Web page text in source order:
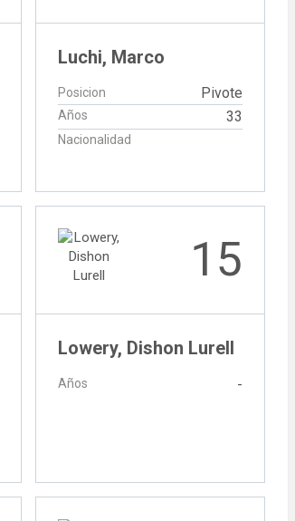
Luchi, Marco
Posicion Pivote
Años 33
Nacionalidad
15
Lowery, Dishon Lurell
Años -